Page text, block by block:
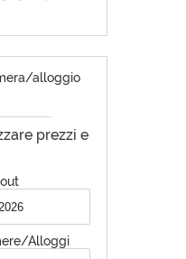
alloggio
prezzi e
Alloggi